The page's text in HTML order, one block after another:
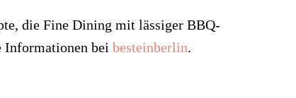
die Fine Dining mit lässiger BBQ-
Informationen bei besteinberlin.